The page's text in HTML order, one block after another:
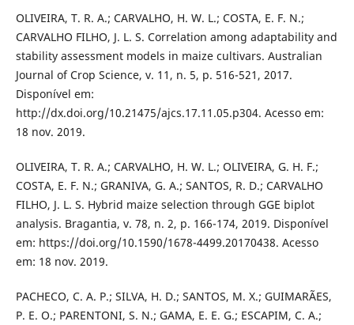
OLIVEIRA, T. R. A.; CARVALHO, H. W. L.; COSTA, E. F. N.;
CARVALHO FILHO, J. L. S. Correlation among adaptability and
stability assessment models in maize cultivars. Australian
Journal of Crop Science, v. 11, n. 5, p. 516-521, 2017.
Disponível em:
http://dx.doi.org/10.21475/ajcs.17.11.05.p304. Acesso em:
18 nov. 2019.
OLIVEIRA, T. R. A.; CARVALHO, H. W. L.; OLIVEIRA, G. H. F.;
COSTA, E. F. N.; GRANIVA, G. A.; SANTOS, R. D.; CARVALHO
FILHO, J. L. S. Hybrid maize selection through GGE biplot
analysis. Bragantia, v. 78, n. 2, p. 166-174, 2019. Disponível
em: https://doi.org/10.1590/1678-4499.20170438. Acesso
em: 18 nov. 2019.
PACHECO, C. A. P.; SILVA, H. D.; SANTOS, M. X.; GUIMARÃES,
P. E. O.; PARENTONI, S. N.; GAMA, E. E. G.; ESCAPIM, C. A.;